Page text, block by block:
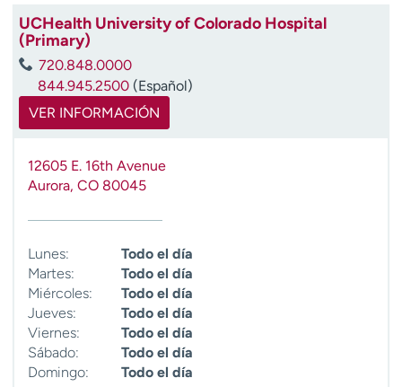
ú
d
m
UCHealth University of Colorado Hospital
(Primary)
720.848.0000
844.945.2500 (Español)
VER INFORMACIÓN
12605 E. 16th Avenue
Aurora, CO 80045
Lunes:
Todo el día
Martes:
Todo el día
Miércoles:
Todo el día
Jueves:
Todo el día
Viernes:
Todo el día
Sábado:
Todo el día
Domingo:
Todo el día